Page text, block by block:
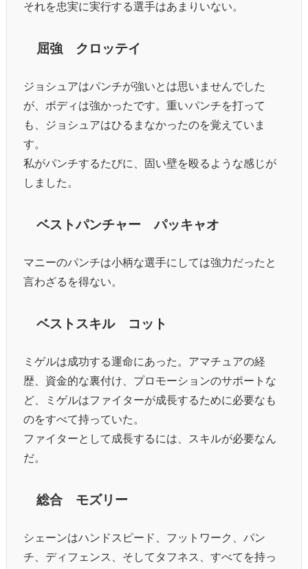
それを忠実に実行する選手はあまりいない。
屈強 クロッテイ
ジョシュアはパンチが強いとは思いませんでした
が、ボディは強かったです。重いパンチを打って
も、ジョシュアはひるまなかったのを覚えていま
す。
私がパンチするたびに、固い壁を殴るような感じが
しました。
ベストパンチャー パッキャオ
マニーのパンチは小柄な選手にしては強力だったと
言わざるを得ない。
ベストスキル コット
ミゲルは成功する運命にあった。アマチュアの経
歴、資金的な裏付け、プロモーションのサポートな
ど、ミゲルはファイターが成長するために必要なも
のをすべて持っていた。
ファイターとして成長するには、スキルが必要なん
だ。
総合 モズリー
シェーンはハンドスピード、フットワーク、パン
チ、ディフェンス、そしてタフネス、すべてを持っ